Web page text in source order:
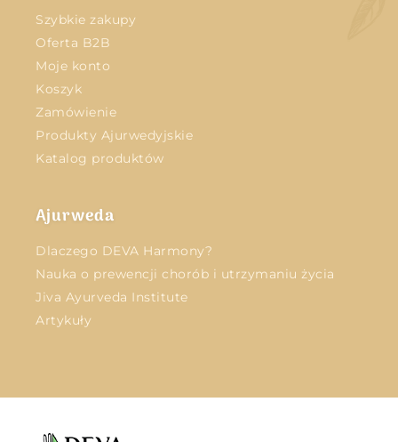
Szybkie zakupy
Oferta B2B
Moje konto
Koszyk
Zamówienie
Produkty Ajurwedyjskie
Katalog produktów
Ajurweda
Dlaczego DEVA Harmony?
Nauka o prewencji chorób i utrzymaniu życia
Jiva Ayurveda Institute
Artykuły